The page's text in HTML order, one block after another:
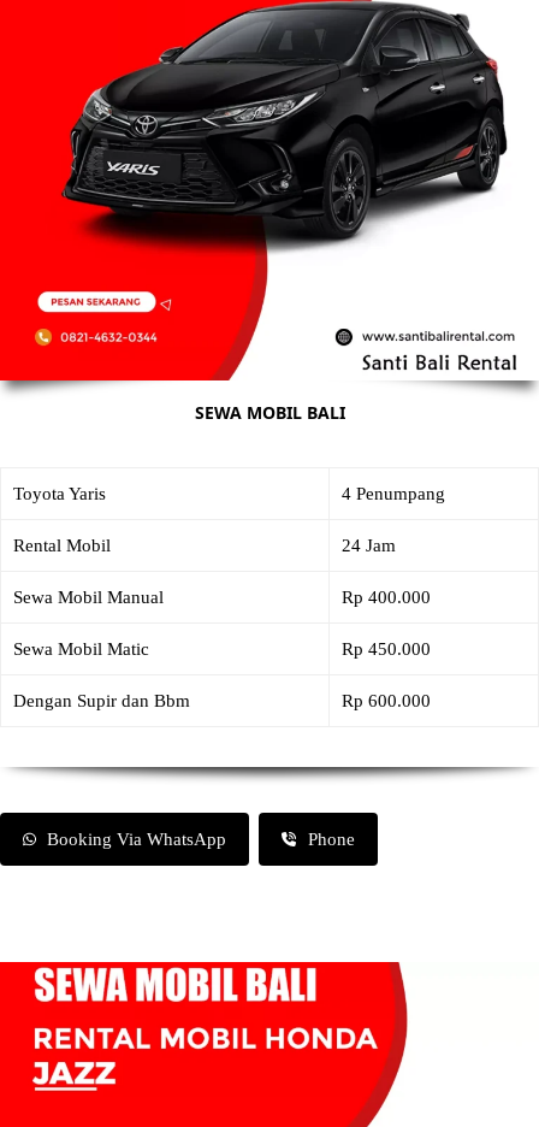
SEWA MOBIL BALI
Toyota Yaris 4 Penumpang
Rental Mobil 24 Jam
Sewa Mobil Manual Rp 400.000
Sewa Mobil Matic Rp 450.000
Dengan Supir dan Bbm Rp 600.000
Booking Via WhatsApp Phone